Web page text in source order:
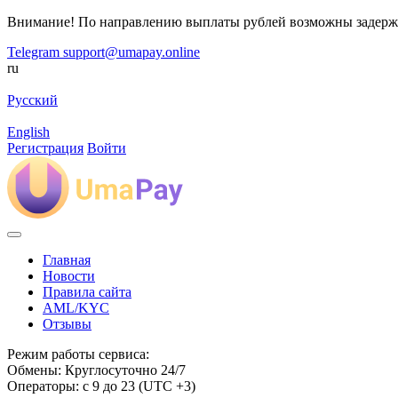
Внимание! По направлению выплаты рублей возможны
Telegram support@umapay.online
ru
Русский
English
Регистрация Войти
Главная
Новости
Правила сайта
AML/KYC
Отзывы
Режим работы сервиса:
Обмены: Круглосуточно 24/7
Операторы: с 9 до 23 (UTC +3)